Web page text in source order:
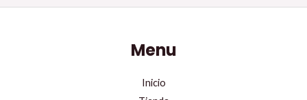
Menu
Inicio